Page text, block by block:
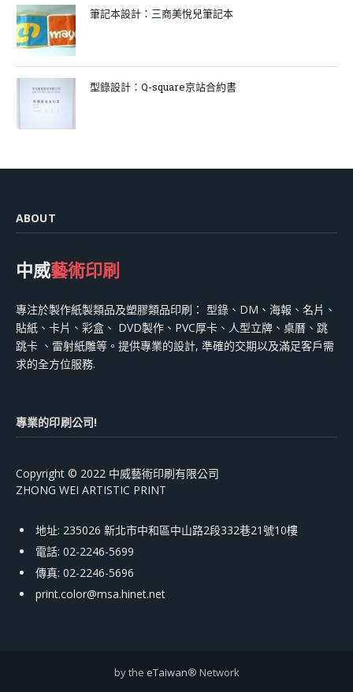
筆記本設計：三商美悅兒筆記本
型錄設計：Q-square京站合約書
ABOUT
中威藝術印刷
專注於製作紙製類品及塑膠類品印刷： 型錄、DM、海報、名片、
貼紙、卡片、彩盒、 DVD製作、PVC厚卡、人型立牌、桌曆、跳
跳卡 、雷射紙雕等。提供專業的設計, 準確的交期以及滿足客戶需
求的全方位服務.
專業的印刷公司!
Copyright © 2022 中威藝術印刷有限公司
ZHONG WEI ARTISTIC PRINT
地址: 235026 新北市中和區中山路2段332巷21號10樓
電話: 02-2246-5699
傳真: 02-2246-5696
print.color@msa.hinet.net
by the eTaiwan® Network